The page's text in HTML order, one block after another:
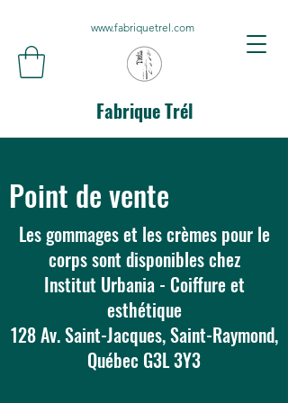
www.fabriquetrel.com
Fabrique Trél
Point de vente
Les gommages et les crèmes pour le
corps sont disponibles chez
Institut Urbania - Coiffure et
esthétique
128 Av. Saint-Jacques, Saint-Raymond,
Québec G3L 3Y3